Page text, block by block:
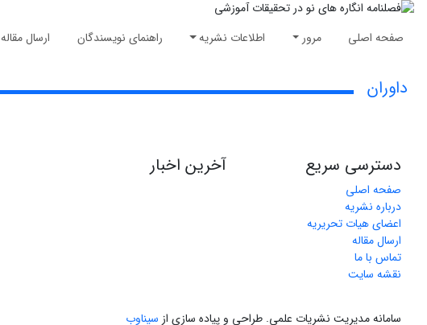
صفحه اصلی مرور اطلاعات نشریه راهنمای نویسندگان ارسال مقاله
داوران
دسترسی سریع
صفحه اصلی
درباره نشریه
اعضای هیات تحریریه
ارسال مقاله
تماس با ما
نقشه سایت
آخرین اخبار
سامانه مدیریت نشریات علمی. طراحی و پیاده سازی از سیناوب